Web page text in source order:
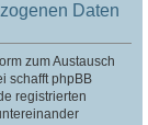
Daten
zum Austausch
schafft phpBB
registrierten